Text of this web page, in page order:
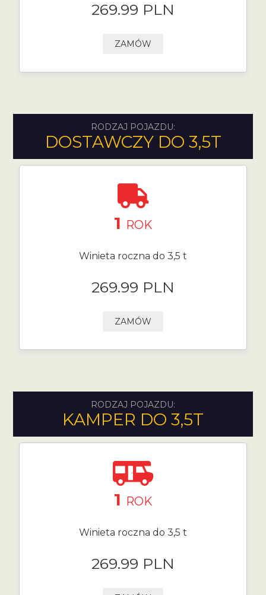
269.99 PLN
ZAMÓW
RODZAJ POJAZDU:
DOSTAWCZY DO 3,5T
1 ROK
Winieta roczna do 3,5 t
269.99 PLN
ZAMÓW
RODZAJ POJAZDU:
KAMPER DO 3,5T
1 ROK
Winieta roczna do 3,5 t
269.99 PLN